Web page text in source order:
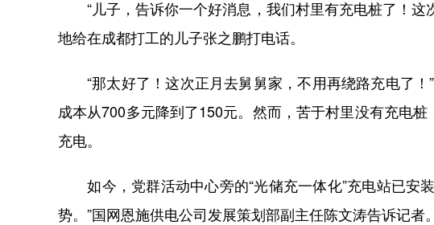
“儿子，告诉你一个好消息，我们村里有充电桩了！这
地给在成都打工的儿子张之鹏打电话。
“那太好了！这次正月去舅舅家，不用再绕路充电了！
成本从700多元降到了150元。然而，苦于村里没有充电
充电。
如今，党群活动中心旁的“光储充一体化”充电站已安
势。”国网恩施供电公司发展策划部副主任陈文涛告诉记者。